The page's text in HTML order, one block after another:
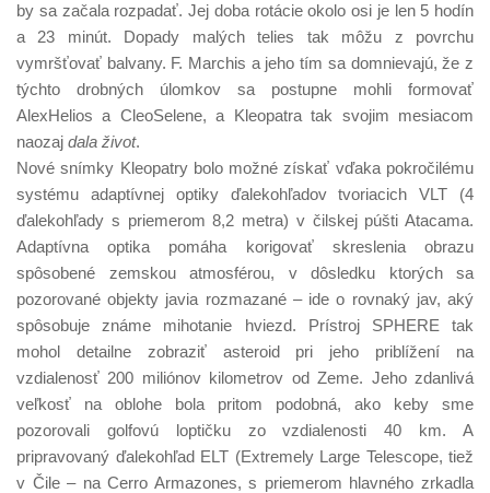
by sa začala rozpadať. Jej doba rotácie okolo osi je len 5 hodín
a 23 minút. Dopady malých telies tak môžu z povrchu
vymršťovať balvany. F. Marchis a jeho tím sa domnievajú, že z
týchto drobných úlomkov sa postupne mohli formovať
AlexHelios a CleoSelene, a Kleopatra tak svojim mesiacom
naozaj dala život.
Nové snímky Kleopatry bolo možné získať vďaka pokročilému
systému adaptívnej optiky ďalekohľadov tvoriacich VLT (4
ďalekohľady s priemerom 8,2 metra) v čilskej púšti Atacama.
Adaptívna optika pomáha korigovať skreslenia obrazu
spôsobené zemskou atmosférou, v dôsledku ktorých sa
pozorované objekty javia rozmazané – ide o rovnaký jav, aký
spôsobuje známe mihotanie hviezd. Prístroj SPHERE tak
mohol detailne zobraziť asteroid pri jeho priblížení na
vzdialenosť 200 miliónov kilometrov od Zeme. Jeho zdanlivá
veľkosť na oblohe bola pritom podobná, ako keby sme
pozorovali golfovú loptičku zo vzdialenosti 40 km. A
pripravovaný ďalekohľad ELT (Extremely Large Telescope, tiež
v Čile – na Cerro Armazones, s priemerom hlavného zrkadla